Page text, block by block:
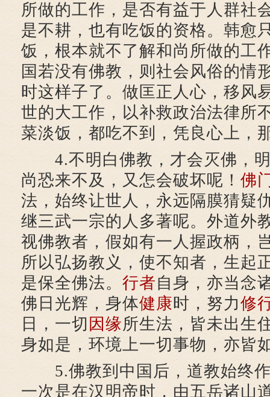
所做的工作，是否有益于人群社
是不耕，也有吃饭的资格。韩愈
饭，根本就不了解和尚所做的工
国若没有佛教，则社会风俗的情
时这样子了。做匡正人心，移风
世的大工作，以补救政治法律所
菜淡饭，都吃不到，凭良心上，
4.不明白佛教，才会灭佛，明
尚恐来不及，又怎会破坏呢！ 佛
法，始终让世人，永远隔膜猜疑
继三武一宗的人多著呢。外道外
视佛教者，假如有一人握政柄，
所以弘扬教义，使不知者，生起
是保全佛法。 行者自身，亦当念
佛日光辉，身体健康时，努力修
日，一切 因缘所生法，皆未出生
身如是，环境上一切事物，亦皆
5.佛教到中国后，道教始终作
一次是在汉明帝时，由五岳诸山